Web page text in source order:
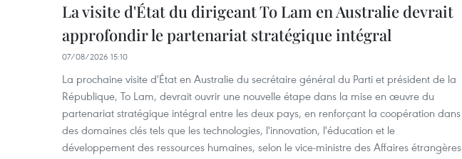
La visite d'État du dirigeant To Lam en Australie devrait
approfondir le partenariat stratégique intégral
07/08/2026 15:10
La prochaine visite d'État en Australie du secrétaire général du Parti et président de la
République, To Lam, devrait ouvrir une nouvelle étape dans la mise en œuvre du
partenariat stratégique intégral entre les deux pays, en renforçant la coopération dans
des domaines clés tels que les technologies, l'innovation, l'éducation et le
développement des ressources humaines, selon le vice-ministre des Affaires étrangères